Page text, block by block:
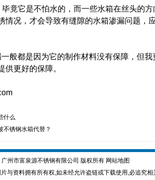
竟它是不怕水的，而一些水箱在丝头的
情况，才会导致有缝隙的水箱渗漏问题，
般都是因为它的制作材料没有保障，但
供更好的保障。
什么
不锈钢水箱代替？
州市富泉源不锈钢有限公司 版权所有 网站地图
与资料拥有所有权,如未经允许盗链或下载使用,必追究相